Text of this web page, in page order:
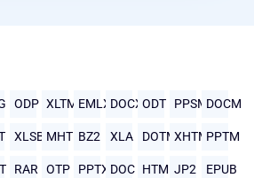
ODP XLTM EMLX DOCXODT PPSMDOCM
XLSB MHTMLBZ2 XLA DOTMXHTMLPPTM
RAR OTP PPTX DOC HTMLJP2 EPUB